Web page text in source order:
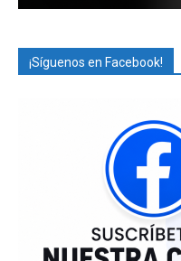
¡Síguenos en Facebook!